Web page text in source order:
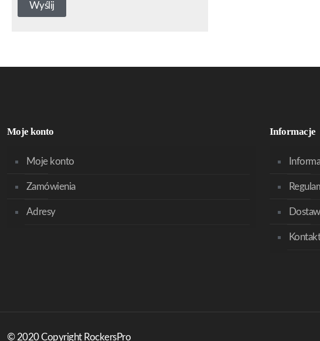
Moje konto
Moje konto
Zamówienia
Adresy
Informacje
© 2020 Copyright RockersPro